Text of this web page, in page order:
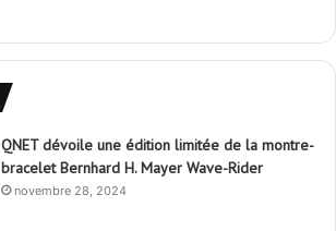
QNET dévoile une édition limitée de la montre-
bracelet Bernhard H. Mayer Wave-Rider
novembre 28, 2024